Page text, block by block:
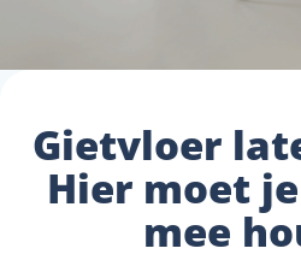
Gietvloer
Hier moet
mee